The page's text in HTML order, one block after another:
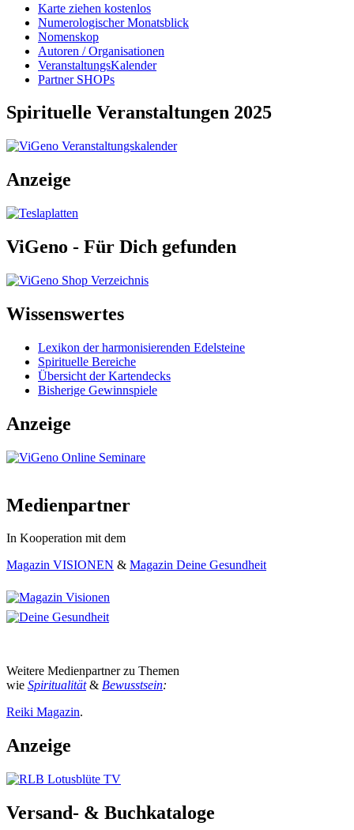
Karte ziehen kostenlos
Numerologischer Monatsblick
Nomenskop
Autoren / Organisationen
VeranstaltungsKalender
Partner SHOPs
Spirituelle Veranstaltungen 2025
Anzeige
ViGeno - Für Dich gefunden
Wissenswertes
Lexikon der harmonisierenden Edelsteine
Spirituelle Bereiche
Übersicht der Kartendecks
Bisherige Gewinnspiele
Anzeige
Medienpartner
In Kooperation mit dem
Magazin VISIONEN & Magazin Deine Gesundheit
Weitere Medienpartner zu Themen
wie Spiritualität& Bewusstsein:
Reiki Magazin.
Anzeige
Versand- & Buchkataloge